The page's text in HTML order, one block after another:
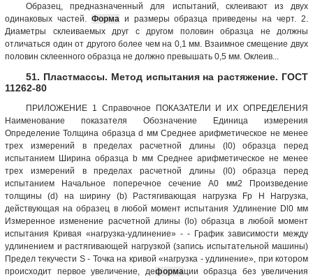
Образец, предназначенный для испытаний, склеивают из двух
одинаковых частей. Форма и размеры образца приведены на черт. 2.
Диаметры склеиваемых друг с другом половин образца не должны
отличаться один от другого более чем на 0,1 мм. Взаимное смещение двух
половин склеенного образца не должно превышать 0,5 мм. Оклеив...
51. Пластмассы. Метод испытания на растяжение. ГОСТ
11262-80
ПРИЛОЖЕНИЕ 1 Справочное ПОКАЗАТЕЛИ И ИХ ОПРЕДЕЛЕНИЯ
Наименование показателя Обозначение Единица измерения
Определение Толщина образца d мм Среднее арифметическое не менее
трех измерений в пределах расчетной длины (l0) образца перед
испытанием Ширина образца b мм Среднее арифметическое не менее
трех измерений в пределах расчетной длины (l0) образца перед
испытанием Начальное поперечное сечение А0 мм2 Произведение
толщины (d) на ширину (b) Растягивающая нагрузка Fр Н Нагрузка,
действующая на образец в любой момент испытания Удлинение Dl0 мм
Измеренное изменение расчетной длины (lo) образца в любой момент
испытания Кривая «нагрузка-удлинение» - - График зависимости между
удлинением и растягивающей нагрузкой (запись испытательной машины)
Предел текучести S - Точка на кривой «нагрузка - удлинение», при котором
происходит первое увеличение, деформации образца без увеличения